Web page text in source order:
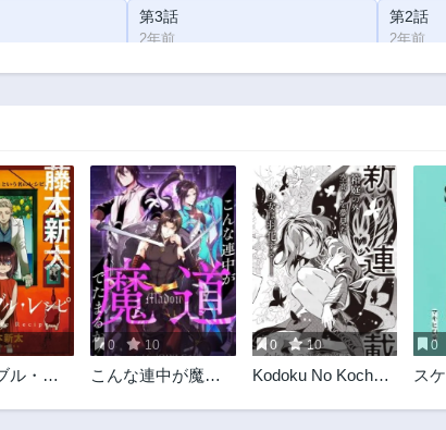
第3話
2年前
第2話
2年前
ル・レ
0 10
こんな連中が魔道
0 10
Kodoku No Kochou
0
ス